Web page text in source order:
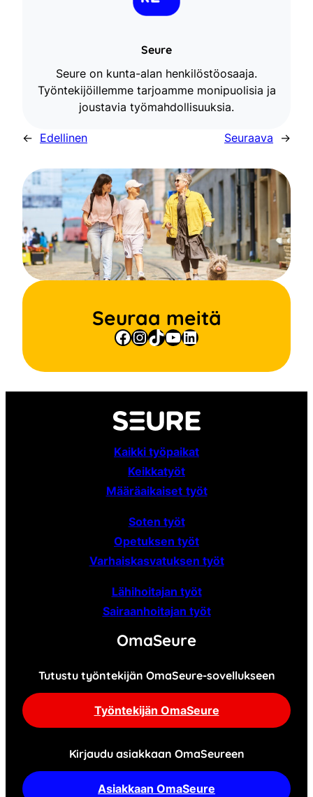
Seure
Seure on kunta-alan henkilöstöosaaja.
Työntekijöillemme tarjoamme monipuolisia ja
joustavia työmahdollisuuksia.
← Edellinen Seuraava →
Seuraa meitä
Facebook
Instagram
TikTok
YouTube
LinkedIn
Kaikki työpaikat
Keikkatyöt
Määräaikaiset työt
Soten työt
Opetuksen työt
Varhaiskasvatuksen työt
Lähihoitajan työt
Sairaanhoitajan työt
OmaSeure
Tutustu työntekijän OmaSeure-sovellukseen
Työntekijän OmaSeure
Kirjaudu asiakkaan OmaSeureen
Asiakkaan OmaSeure